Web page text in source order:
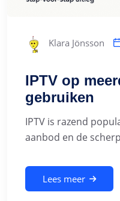
Klara Jönsson
IPTV op
gebruiken
IPTV is razend
aanbod en de
Lees meer